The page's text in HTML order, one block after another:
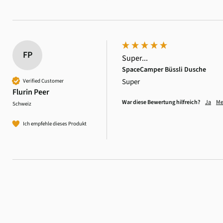
FP
Verified Customer
Flurin Peer
Schweiz
Ich empfehle dieses Produkt
Super...
SpaceCamper Büssli Dusche
Super
War diese Bewertung hilfreich? Ja
4,6Rating 3.518Bewertungen